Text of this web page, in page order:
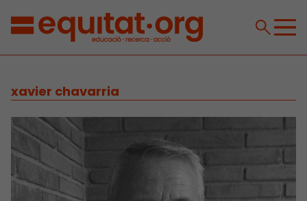
xavier chavarria